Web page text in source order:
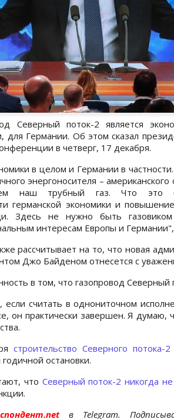
Северный поток-2 является
для Германии. Об этом сказал
в четверг, 17 декабря.
в целом и Германии в
энергоносителя –
наш трубный газ. Что это
германской экономики и
Здесь не нужно быть
интересам Европы и
рассчитывает на то, что новая
Джо Байденом отнесется с
в том, что газопровод
если считать в однониточном
он практически завершен. Я думаю,
строительство Северного потока-
остановки.
что Северный поток-2 никогда не
в Telegram.